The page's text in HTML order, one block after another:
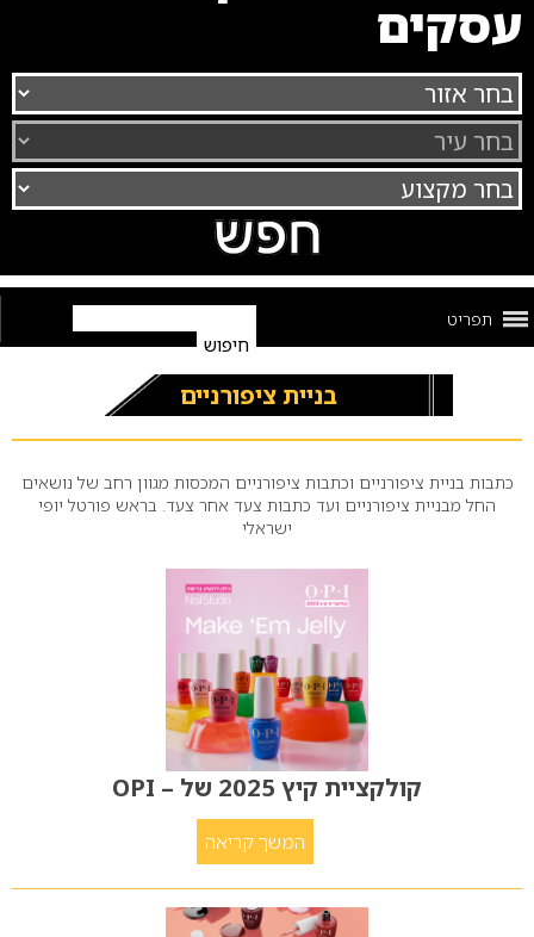
עסקים
תפריט
בניית ציפורניים
כתבות בניית ציפורניים וכתבות ציפורניים המכסות מגוון רחב של נושאים
החל מבניית ציפורניים ועד כתבות צעד אחר צעד. בראש פורטל יופי
ישראלי
קולקציית קיץ 2025 של – OPI
המשך קריאה